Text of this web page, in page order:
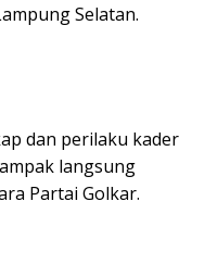
Selatan.
dan perilaku kader
langsung
Partai Golkar.